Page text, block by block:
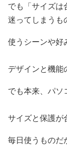
でも「サイズは
迷ってしまうも
使うシーンや好
デザインと機能
でも本来、パソ
サイズと保護が
毎日使うものだ